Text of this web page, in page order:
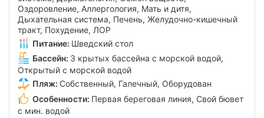
Оздоровление, Аллергология, Мать и дитя,
Дыхательная система, Печень, Желудочно-кишечный
тракт, Похудение, ЛОР
Питание: Шведский стол
Бассейн: 3 крытых бассейна с морской водой,
Открытый с морской водой
Пляж: Собственный, Галечный, Оборудован
Особенности: Первая береговая линия, Свой бювет
с мин. водой